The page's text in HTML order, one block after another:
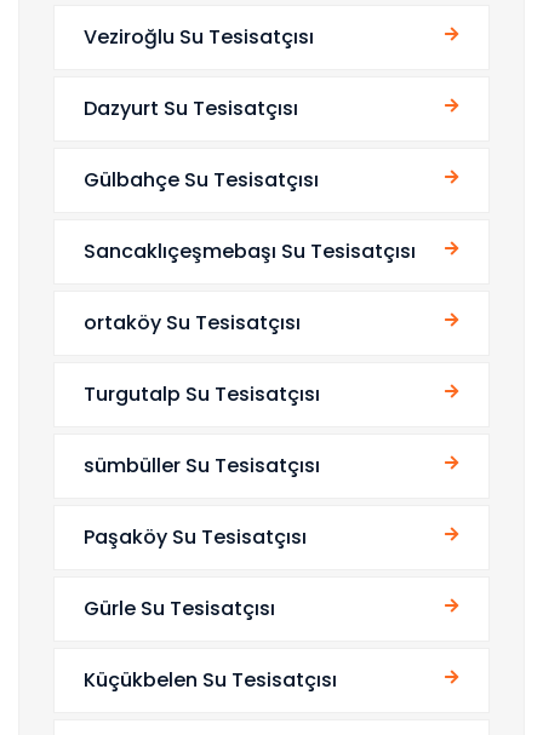
Veziroğlu Su Tesisatçısı
Dazyurt Su Tesisatçısı
Gülbahçe Su Tesisatçısı
Sancaklıçeşmebaşı Su Tesisatçısı
ortaköy Su Tesisatçısı
Turgutalp Su Tesisatçısı
sümbüller Su Tesisatçısı
Paşaköy Su Tesisatçısı
Gürle Su Tesisatçısı
Küçükbelen Su Tesisatçısı